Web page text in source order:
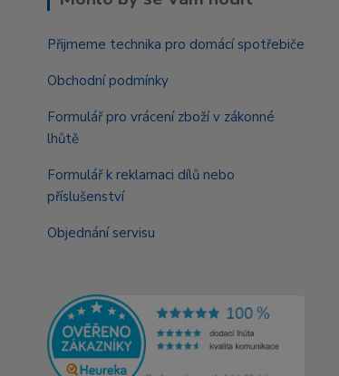
Přijmeme technika pro domácí spotřebiče
Obchodní podmínky
Formulář pro vrácení zboží v zákonné
lhůtě
Formulář k reklamaci dílů nebo
příslušenství
Objednání servisu